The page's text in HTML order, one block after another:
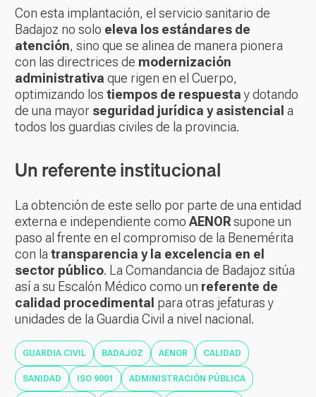
Con esta implantación, el servicio sanitario de
Badajoz no solo eleva los estándares de
atención, sino que se alinea de manera pionera
con las directrices de modernización
administrativa que rigen en el Cuerpo,
optimizando los tiempos de respuestay dotando
de una mayor seguridad jurídica y asistencial a
todos los guardias civiles de la provincia.
Un referente institucional
La obtención de este sello por parte de una entidad
externa e independiente como AENORsupone un
paso al frente en el compromiso de la Benemérita
con la transparencia y la excelencia en el
sector público. La Comandancia de Badajoz sitúa
así a su Escalón Médico como un referente de
calidad procedimental para otras jefaturas y
unidades de la Guardia Civil a nivel nacional.
GUARDIA CIVIL BADAJOZ AENOR CALIDAD
SANIDAD ISO 9001 ADMINISTRACIÓN PÚBLICA